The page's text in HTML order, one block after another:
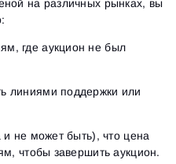
на различных рынках, вы
где аукцион не был
линиями поддержки или
не может быть), что цена
чтобы завершить аукцион.